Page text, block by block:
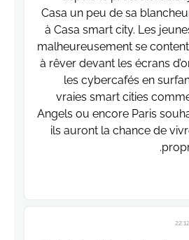
Casa un peu de sa
à Casa smart city. Les
malheureusement se
à rêver devant les écrans
les cybercafés en
vraies smart cities
Angels ou encore Paris
ils auront la chance de